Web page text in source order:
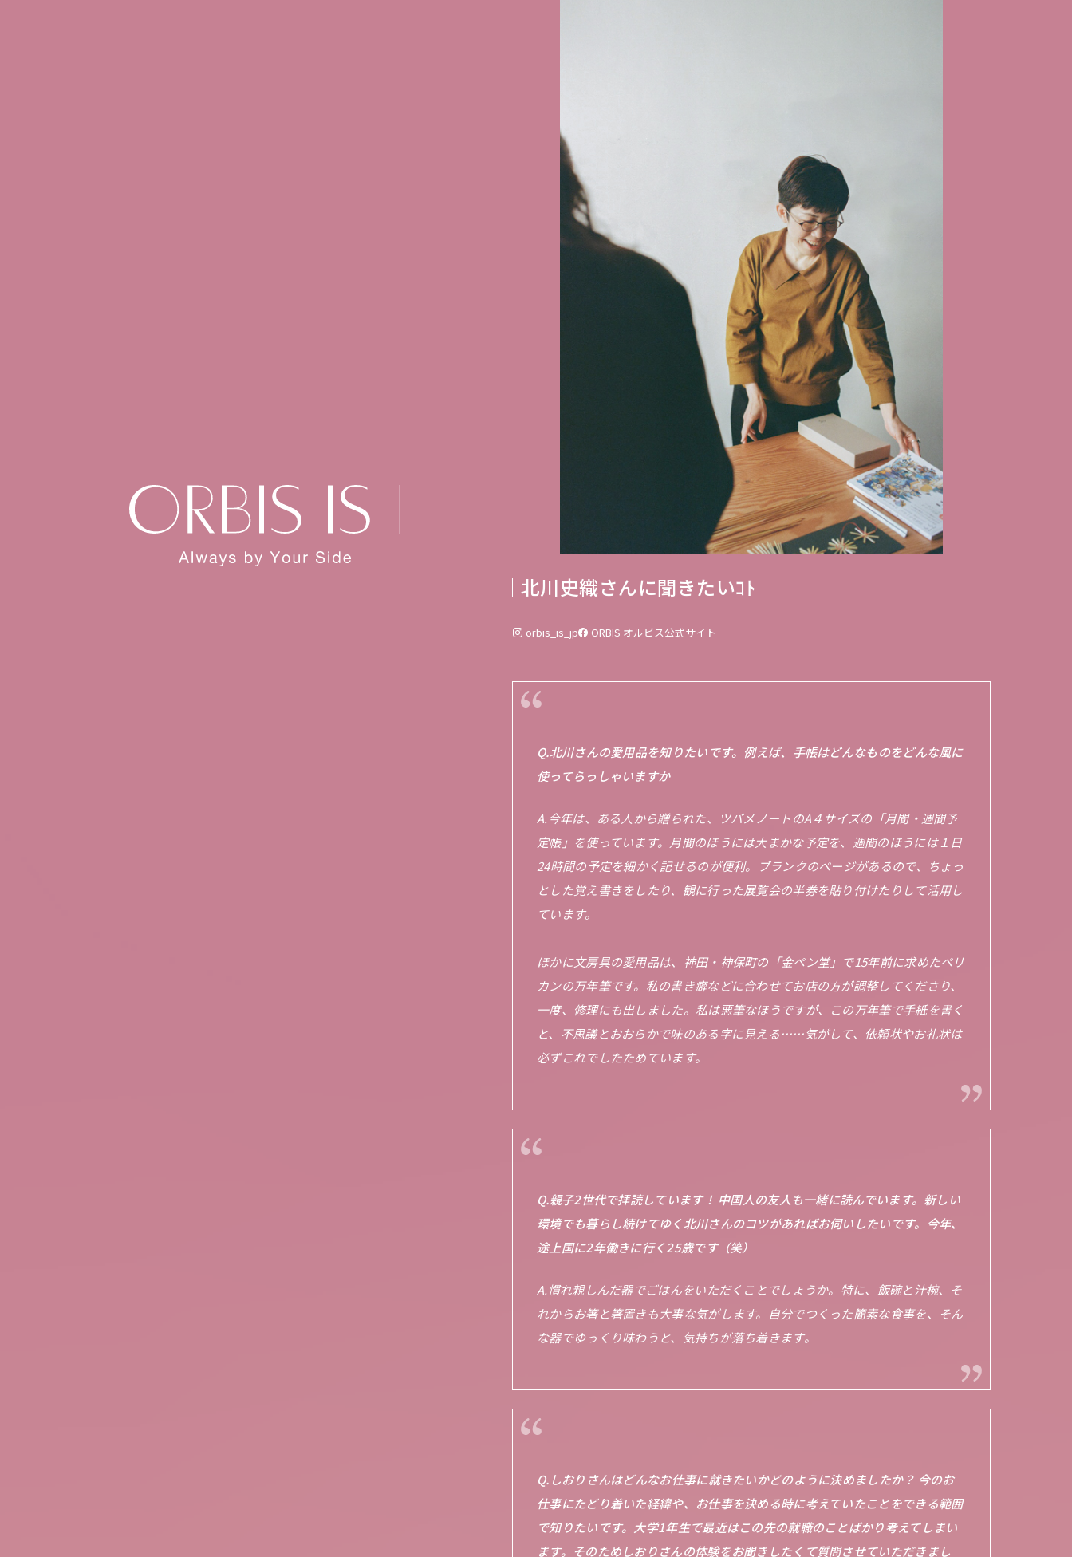
北川史織さんに聞きたいｺﾄ
orbis_is_jp ORBIS オルビス公式サイト
Q.北川さんの愛用品を知りたいです。例えば、手帳はどんなものをどんな風に
使ってらっしゃいますか
A.今年は、ある人から贈られた、ツバメノートのA４サイズの「月間・週間予
定帳」を使っています。月間のほうには大まかな予定を、週間のほうには１日
24時間の予定を細かく記せるのが便利。ブランクのページがあるので、ちょっ
とした覚え書きをしたり、観に行った展覧会の半券を貼り付けたりして活用し
ています。
ほかに文房具の愛用品は、神田・神保町の「金ペン堂」で15年前に求めたペリ
カンの万年筆です。私の書き癖などに合わせてお店の方が調整してくださり、
一度、修理にも出しました。私は悪筆なほうですが、この万年筆で手紙を書く
と、不思議とおおらかで味のある字に見える……気がして、依頼状やお礼状は
必ずこれでしたためています。
Q.親子2世代で拝読しています！ 中国人の友人も一緒に読んでいます。新しい
環境でも暮らし続けてゆく北川さんのコツがあればお伺いしたいです。今年、
途上国に2年働きに行く25歳です（笑）
A.慣れ親しんだ器でごはんをいただくことでしょうか。特に、飯碗と汁椀、そ
れからお箸と箸置きも大事な気がします。自分でつくった簡素な食事を、そん
な器でゆっくり味わうと、気持ちが落ち着きます。
Q.しおりさんはどんなお仕事に就きたいかどのように決めましたか？ 今のお
仕事にたどり着いた経緯や、お仕事を決める時に考えていたことをできる範囲
で知りたいです。大学1年生で最近はこの先の就職のことばかり考えてしまい
ます。そのためしおりさんの体験をお聞きしたくて質問させていただきまし